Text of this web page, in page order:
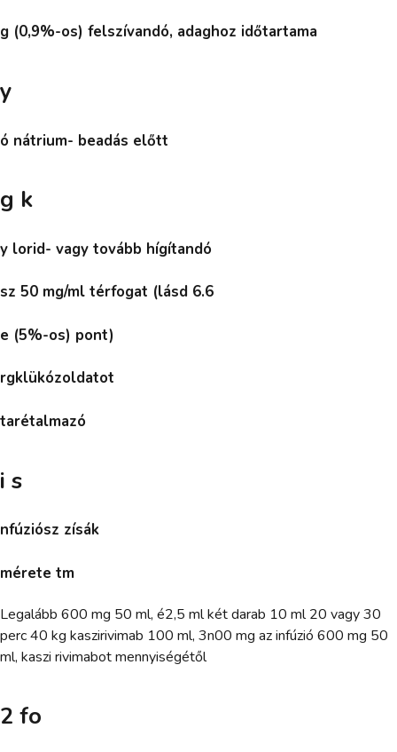
g (0,9%-os) felszívandó, adaghoz időtartama
y
ó nátrium- beadás előtt
g k
y lorid- vagy tovább hígítandó
sz 50 mg/ml térfogat (lásd 6.6
e (5%-os) pont)
rgklükózoldatot
tarétalmazó
i s
nfúziósz zísák
mérete tm
Legalább 600 mg 50 ml, é2,5 ml két darab 10 ml 20 vagy 30
perc 40 kg kaszirivimab 100 ml, 3n00 mg az infúzió 600 mg 50
ml, kaszi rivimabot mennyiségétől
2 fo